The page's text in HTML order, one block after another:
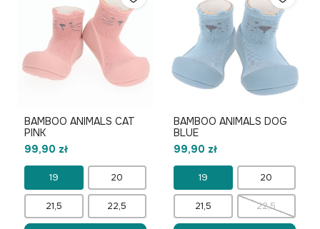
BAMBOO ANIMALS CAT
PINK
99,90 zł
19 20
21,5 22,5
BAMBOO ANIMALS DOG
BLUE
99,90 zł
19 20
21,5 22,5